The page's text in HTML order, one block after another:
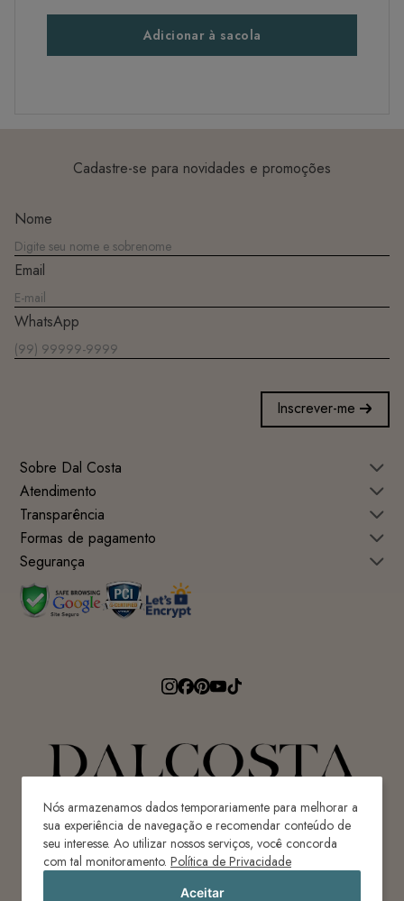
Nós armazenamos dados temporariamente para melhorar a
sua experiência de navegação e recomendar conteúdo de
seu interesse. Ao utilizar nossos serviços, você concorda
com tal monitoramento. Política de Privacidade
Aceitar
Adicionar à sacola
Cadastre-se para novidades e promoções
Nome
Email
WhatsApp
Inscrever-me
Sobre Dal Costa
Atendimento
Transparência
Formas de pagamento
Segurança
Avenida Ricardo Paulino Maes, 640 - Centro